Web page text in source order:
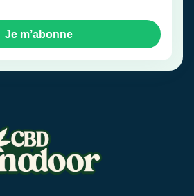
Je m’abonne